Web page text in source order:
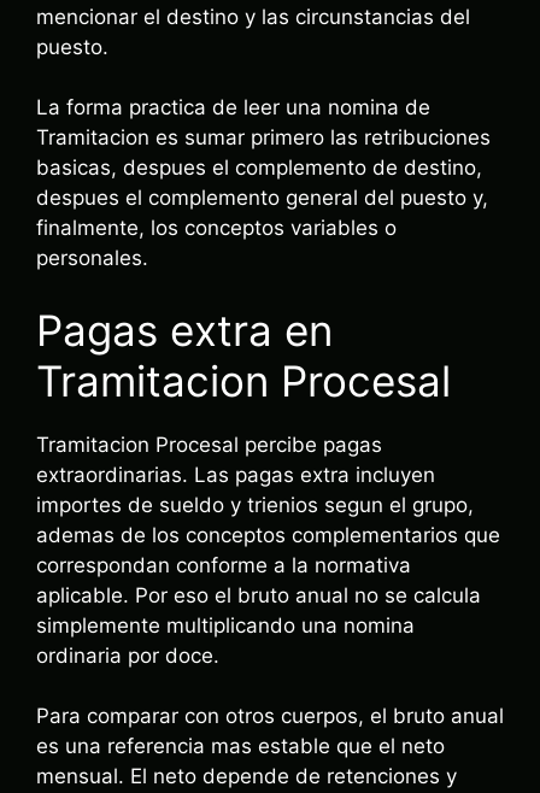
mencionar el destino y las circunstancias del
puesto.
La forma practica de leer una nomina de
Tramitacion es sumar primero las retribuciones
basicas, despues el complemento de destino,
despues el complemento general del puesto y,
finalmente, los conceptos variables o
personales.
Pagas extra en
Tramitacion Procesal
Tramitacion Procesal percibe pagas
extraordinarias. Las pagas extra incluyen
importes de sueldo y trienios segun el grupo,
ademas de los conceptos complementarios que
correspondan conforme a la normativa
aplicable. Por eso el bruto anual no se calcula
simplemente multiplicando una nomina
ordinaria por doce.
Para comparar con otros cuerpos, el bruto anual
es una referencia mas estable que el neto
mensual. El neto depende de retenciones y